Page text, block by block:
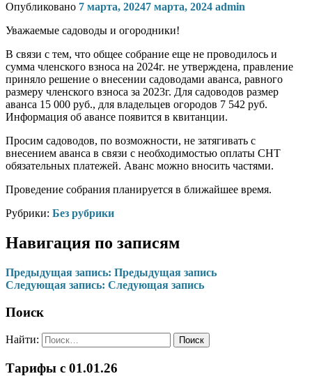
Опубликовано 7 марта, 20247 марта, 2024 admin
Уважаемые садоводы и огородники!
В связи с тем, что общее собрание еще не проводилось и
сумма членского взноса на 2024г. не утверждена, правление
приняло решение о внесении садоводами аванса, равного
размеру членского взноса за 2023г. Для садоводов размер
аванса 15 000 руб., для владельцев огородов 7 542 руб.
Информация об авансе появится в квитанции.
Просим садоводов, по возможности, не затягивать с
внесением аванса в связи с необходимостью оплаты СНТ
обязательных платежей. Аванс можно вносить частями.
Проведение собрания планируется в ближайшее время.
Рубрики: Без рубрики
Навигация по записям
Предыдущая запись: Предыдущая запись
Следующая запись: Следующая запись
Поиск
Найти:
Тарифы c 01.01.26